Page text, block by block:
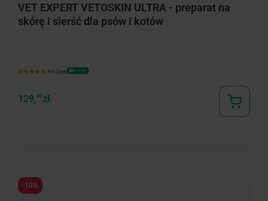
VET EXPERT VETOSKIN ULTRA - preparat na
skórę i sierść dla psów i kotów
5.0 (239) Bestseller
129,90zł
-10%